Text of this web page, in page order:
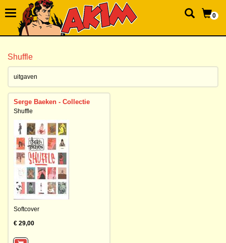
0
Shuffle
uitgaven
Serge Baeken - Collectie
Shuffle
Softcover
€ 29,00